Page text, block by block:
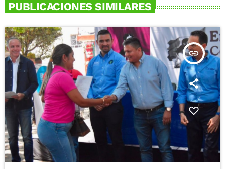
PUBLICACIONES SIMILARES
insert_link